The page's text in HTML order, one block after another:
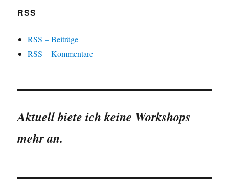
RSS
RSS – Beiträge
RSS – Kommentare
Aktuell biete ich keine Workshops
mehr an.